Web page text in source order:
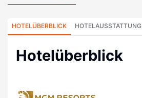
HOTELÜBERBLICK HOTELAUSSTATTUNG
Hotelüberblick